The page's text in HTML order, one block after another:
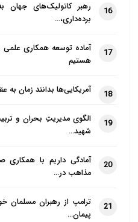
16
رهبر کاتولیک‌های
برده‌داری،…
17
آماده توسعه همکاری
هستیم
18 آمریکایی‌ها بدانند زمان
19
الگوی مدیریتِ بحران و
شهید…
20
آمادگی داریم با همکاری
مذاهب در…
21
ترامپ از رهبران مسلمان
پیمان…